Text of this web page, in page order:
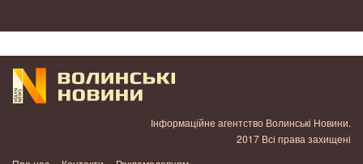
Інформаційне агентство Волинські Новини.
2017 Всі права захищені